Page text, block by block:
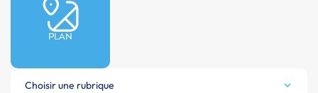
PLAN
Choisir une rubrique